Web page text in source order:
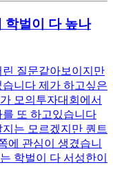
학벌이 다 높나
질문같아보이지만
니다 제가 하고싶은
모의투자대회에서
또 하고있습니다
는 모르겠지만 퀀트
에 관심이 생겼습니
학벌이 다 서성한이